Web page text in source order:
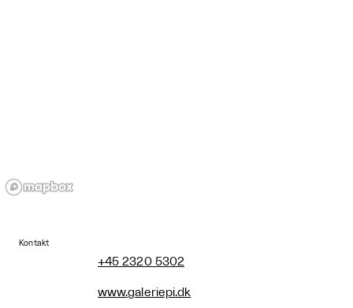
Kontakt
+45 2320 5302
www.galeriepi.dk